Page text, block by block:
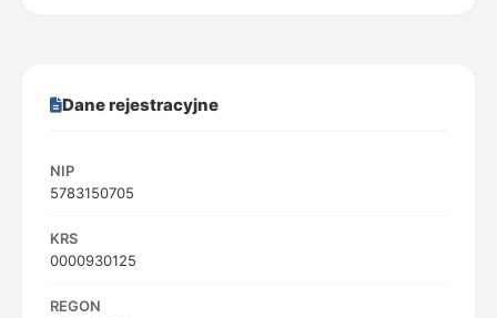
Dane rejestracyjne
NIP
5783150705
KRS
0000930125
REGON